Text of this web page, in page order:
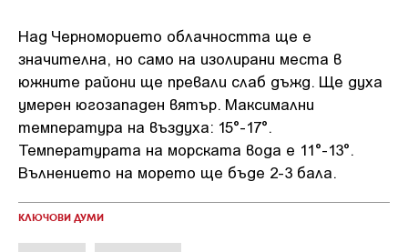
Над Черноморието облачността ще е
значителна, но само на изолирани места в
южните райони ще превали слаб дъжд. Ще духа
умерен югозападен вятър. Максимални
температура на въздуха: 15°-17°.
Температурата на морската вода е 11°-13°.
Вълнението на морето ще бъде 2-3 бала.
КЛЮЧОВИ ДУМИ